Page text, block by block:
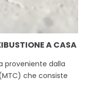
A CASA
proveniente dalla
che consiste